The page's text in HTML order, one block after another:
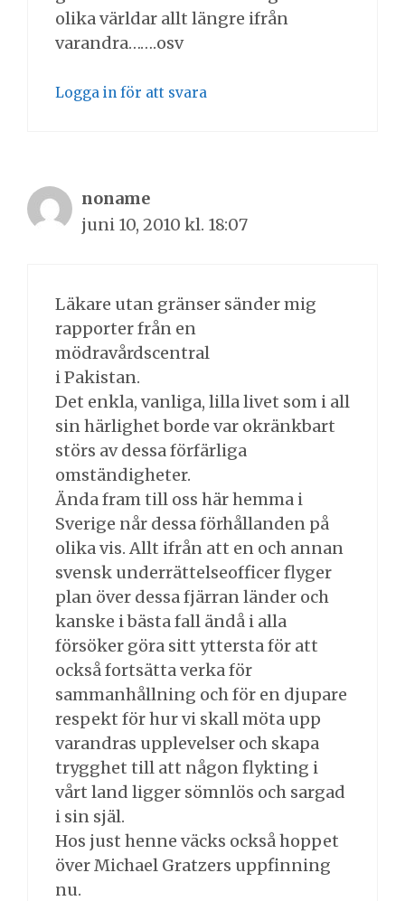
olika världar allt längre ifrån
varandra…….osv
Logga in för att svara
noname
juni 10, 2010 kl. 18:07
Läkare utan gränser sänder mig
rapporter från en
mödravårdscentral
i Pakistan.
Det enkla, vanliga, lilla livet som i all
sin härlighet borde var okränkbart
störs av dessa förfärliga
omständigheter.
Ända fram till oss här hemma i
Sverige når dessa förhållanden på
olika vis. Allt ifrån att en och annan
svensk underrättelseofficer flyger
plan över dessa fjärran länder och
kanske i bästa fall ändå i alla
försöker göra sitt yttersta för att
också fortsätta verka för
sammanhållning och för en djupare
respekt för hur vi skall möta upp
varandras upplevelser och skapa
trygghet till att någon flykting i
vårt land ligger sömnlös och sargad
i sin själ.
Hos just henne väcks också hoppet
över Michael Gratzers uppfinning
nu.